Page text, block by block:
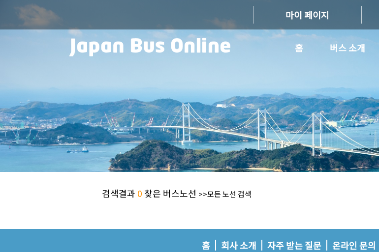
마이 페이지
홈 버스 소개
검색결과 0 찾은 버스노선 >>모든 노선 검색
홈 회사 소개 자주 받는 질문 온라인 문의